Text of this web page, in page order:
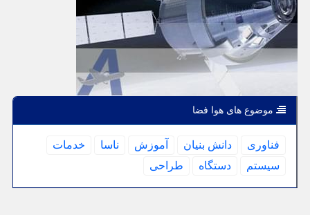
موضوع های هوا فضا
فناوری دانش بنیان آموزش ناسا
خدمات
سیستم
دستگاه طراحی